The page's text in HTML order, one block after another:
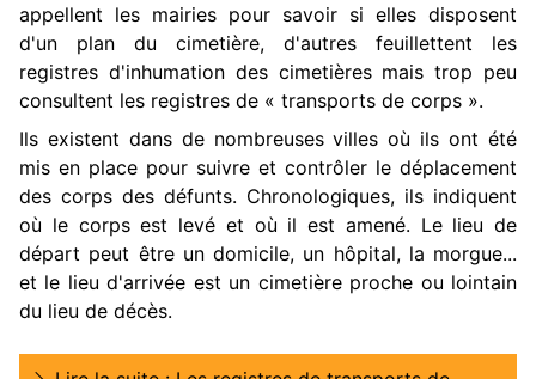
appellent les mairies pour savoir si elles disposent
d'un plan du cimetière, d'autres feuillettent les
registres d'inhumation des cimetières mais trop peu
consultent les registres de « transports de corps ».
Ils existent dans de nombreuses villes où ils ont été
mis en place pour suivre et contrôler le déplacement
des corps des défunts. Chronologiques, ils indiquent
où le corps est levé et où il est amené. Le lieu de
départ peut être un domicile, un hôpital, la morgue...
et le lieu d'arrivée est un cimetière proche ou lointain
du lieu de décès.